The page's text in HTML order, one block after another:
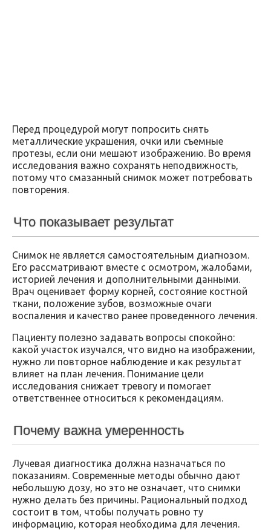
Перед процедурой могут попросить снять
металлические украшения, очки или съемные
протезы, если они мешают изображению. Во время
исследования важно сохранять неподвижность,
потому что смазанный снимок может потребовать
повторения.
Что показывает результат
Снимок не является самостоятельным диагнозом.
Его рассматривают вместе с осмотром, жалобами,
историей лечения и дополнительными данными.
Врач оценивает форму корней, состояние костной
ткани, положение зубов, возможные очаги
воспаления и качество ранее проведенного лечения.
Пациенту полезно задавать вопросы спокойно:
какой участок изучался, что видно на изображении,
нужно ли повторное наблюдение и как результат
влияет на план лечения. Понимание цели
исследования снижает тревогу и помогает
ответственнее относиться к рекомендациям.
Почему важна умеренность
Лучевая диагностика должна назначаться по
показаниям. Современные методы обычно дают
небольшую дозу, но это не означает, что снимки
нужно делать без причины. Рациональный подход
состоит в том, чтобы получать ровно ту
информацию, которая необходима для лечения.